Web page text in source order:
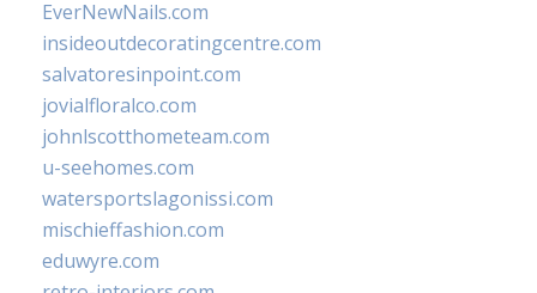
EverNewNails.com
insideoutdecoratingcentre.com
salvatoresinpoint.com
jovialfloralco.com
johnlscotthometeam.com
u-seehomes.com
watersportslagonissi.com
mischieffashion.com
eduwyre.com